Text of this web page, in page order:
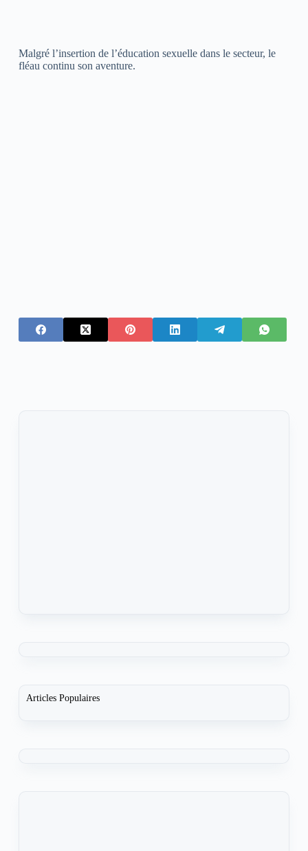
Malgré l’insertion de l’éducation sexuelle dans le secteur, le
fléau continu son aventure.
Articles Populaires